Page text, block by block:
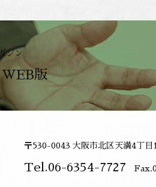
ジン
WEB版
〒530-0043 大阪市北区天満4丁目
Tel.06-6354-7727